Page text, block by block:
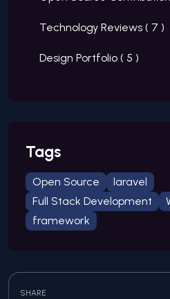
Technology Reviews ( 7 )
Design Portfolio ( 5 )
Tags
Open Source
laravel
Full Stack Development
framework
SHARE